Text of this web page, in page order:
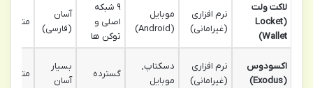
لاکت ولت
(Locket
Wallet)
نرم افزاری
(غیرامانی)
موبایل
(Android)
۹ شبکه
اصلی و
توکن ها
آسان
(فارسی)
متوسط
اکسودوس
(Exodus)
نرم افزاری
(غیرامانی)
دسکتاپ,
موبایل
گسترده
بسیار
آسان
متوسط